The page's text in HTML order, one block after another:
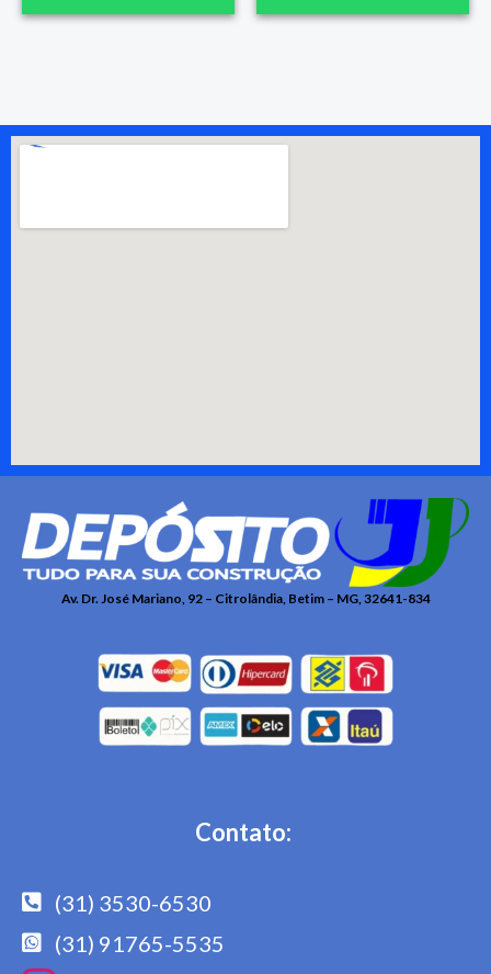
Av. Dr. José Mariano, 92 – Citrolândia, Betim – MG, 32641-834
Contato:
(31) 3530-6530
(31) 91765-5535